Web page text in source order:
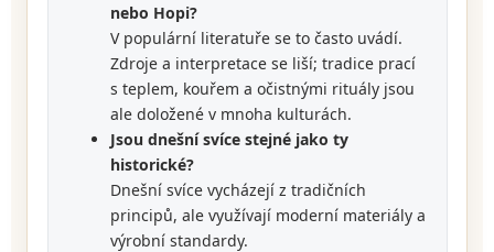
nebo Hopi?
V populární literatuře se to často uvádí.
Zdroje a interpretace se liší; tradice prací
s teplem, kouřem a očistnými rituály jsou
ale doložené v mnoha kulturách.
Jsou dnešní svíce stejné jako ty
historické?
Dnešní svíce vycházejí z tradičních
principů, ale využívají moderní materiály a
výrobní standardy.